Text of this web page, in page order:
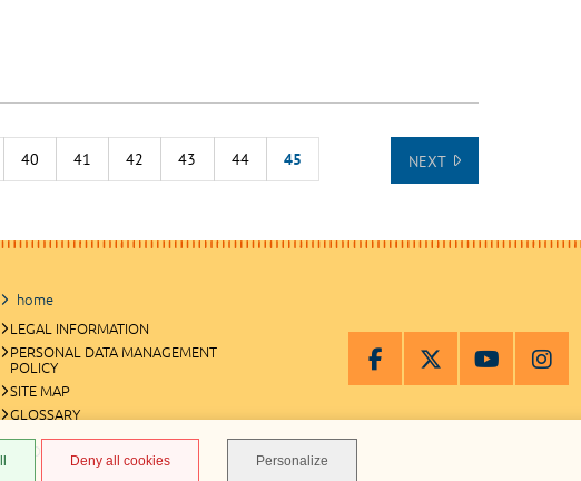
Deny all cookies Personalize
40 41 42 43 44 45 NEXT
home
LEGAL INFORMATION
PERSONAL DATA MANAGEMENT
POLICY
SITE MAP
GLOSSARY
COOKIES MANAGEMENT